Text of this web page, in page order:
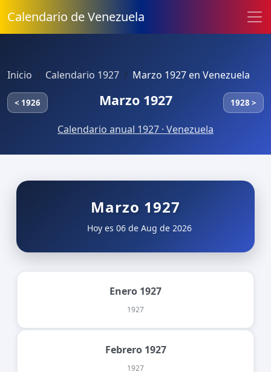
Calendario de Venezuela
Inicio Calendario 1927 Marzo 1927 en Venezuela
< 1926 Marzo 1927 1928 >
Calendario anual 1927 · Venezuela
Marzo 1927
Hoy es 06 de Aug de 2026
Enero 1927
1927
Febrero 1927
1927